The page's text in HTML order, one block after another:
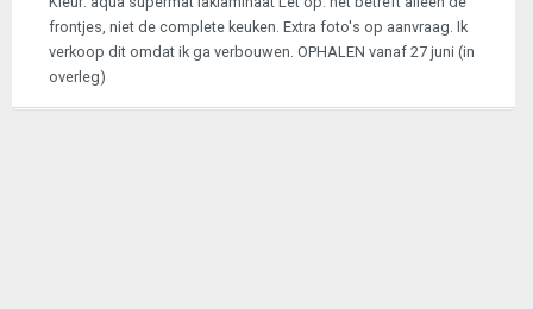
frontjes, niet de complete keuken. Extra foto's op aanvraag. Ik
verkoop dit omdat ik ga verbouwen. OPHALEN vanaf 27 juni (in
overleg)